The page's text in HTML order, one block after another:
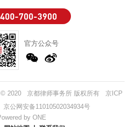
400-700-3900
官方公众号
© 2020 京都律师事务所 版权所有 京ICP
京公网安备11010502034934号
by ONE